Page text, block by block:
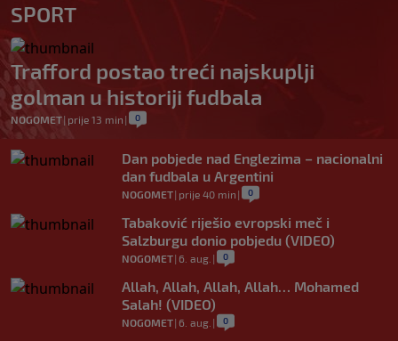
SPORT
Trafford postao treći najskuplji
golman u historiji fudbala
NOGOMET| prije 13 min | 0
Dan pobjede nad Englezima – nacionalni
dan fudbala u Argentini
NOGOMET| prije 40 min | 0
Tabaković riješio evropski meč i
Salzburgu donio pobjedu (VIDEO)
NOGOMET| 6. aug. | 0
Allah, Allah, Allah, Allah… Mohamed
Salah! (VIDEO)
NOGOMET| 6. aug. | 0